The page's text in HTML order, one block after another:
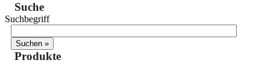
Suche
Suchbegriff
Produkte